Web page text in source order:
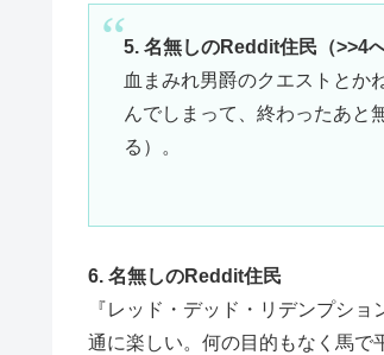
5. 名無しのReddit住民（>>4へ
血まみれ男爵のクエストとか
んでしまって、終わったあと
る）。
6. 名無しのReddit住民
『レッド・デッド・リデンプシ
通に楽しい。何の目的もなく馬で